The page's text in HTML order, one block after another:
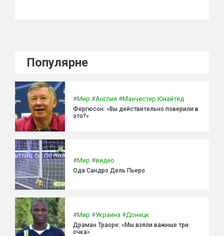
Популярне
#Мир #Англия #Манчестер Юнайтед
Фергюсон: «Вы действительно поверили в
это?»
#Мир #видео
Ода Сандро Дель Пьеро
#Мир #Украина #Донецк
Драман Траоре: «Мы взяли важные три
очка»